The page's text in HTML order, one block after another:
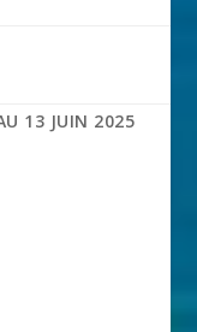
13 JUIN 2025